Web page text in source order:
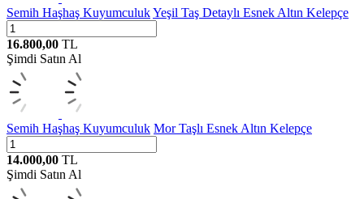
Semih Haşhaş KuyumculukYeşil Taş Detaylı Esnek Altın Kelepçe
16.800,00 TL
Şimdi Satın Al
Semih Haşhaş Kuyumculuk Mor Taşlı Esnek Altın Kelepçe
14.000,00 TL
Şimdi Satın Al